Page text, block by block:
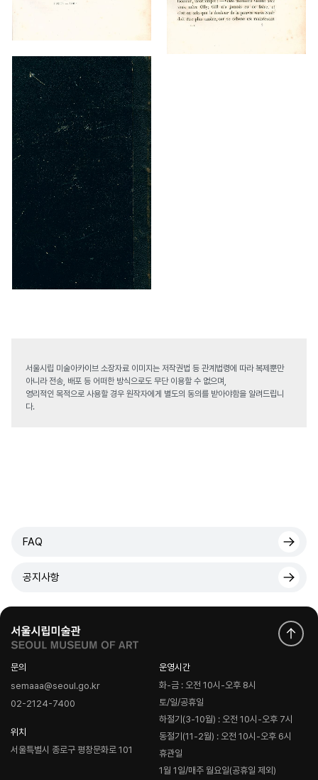
서울시립 미술아카이브 소장자료 이미지는 저작권법 등 관계법령에 따라 복제뿐만
아니라 전송, 배포 등 어떠한 방식으로도 무단 이용할 수 없으며,
영리적인 목적으로 사용할 경우 원작자에게 별도의 동의를 받아야함을 알려드립니
다.
FAQ
공지사항
문의
semaaa@seoul.go.kr
02-2124-7400
위치
서울특별시 종로구 평창문화로 101
운영시간
화-금 : 오전 10시-오후 8시
토/일/공휴일
하절기(3-10월) : 오전 10시-오후 7시
동절기(11-2월) : 오전 10시-오후 6시
휴관일
1월 1일/매주 월요일(공휴일 제외)